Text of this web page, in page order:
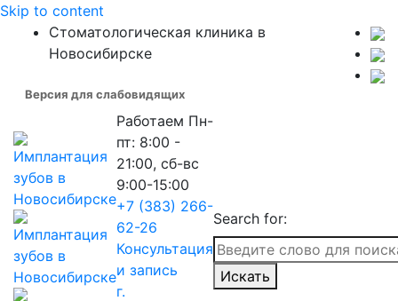
Skip to content
Стоматологическая клиника в
Новосибирске
Версия для слабовидящих
Работаем Пн-
пт: 8:00 -
21:00, сб-вс
9:00-15:00
+7 (383) 266-
62-26
Консультация
и запись
г.
Search for:
Искать